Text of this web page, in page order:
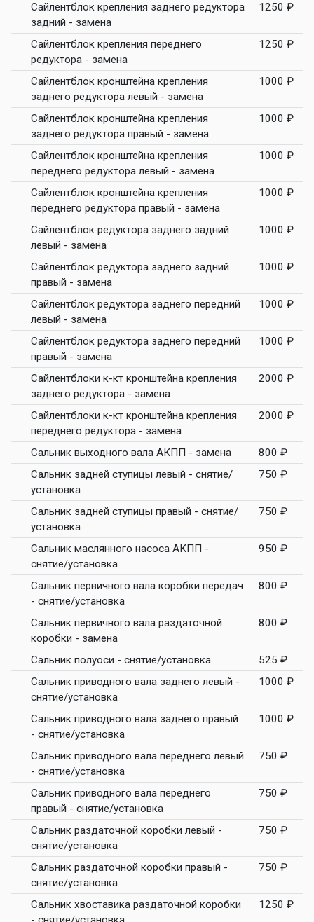
Сайлентблок крепления заднего редуктора
задний - замена
1250 ₽
Сайлентблок крепления переднего
редуктора - замена
1250 ₽
Сайлентблок кронштейна крепления
заднего редуктора левый - замена
1000 ₽
Сайлентблок кронштейна крепления
заднего редуктора правый - замена
1000 ₽
Сайлентблок кронштейна крепления
переднего редуктора левый - замена
1000 ₽
Сайлентблок кронштейна крепления
переднего редуктора правый - замена
1000 ₽
Сайлентблок редуктора заднего задний
левый - замена
1000 ₽
Сайлентблок редуктора заднего задний
правый - замена
1000 ₽
Сайлентблок редуктора заднего передний
левый - замена
1000 ₽
Сайлентблок редуктора заднего передний
правый - замена
1000 ₽
Сайлентблоки к-кт кронштейна крепления
заднего редуктора - замена
2000 ₽
Сайлентблоки к-кт кронштейна крепления
переднего редуктора - замена
2000 ₽
Сальник выходного вала АКПП - замена
800 ₽
Сальник задней ступицы левый - снятие/
установка
750 ₽
Сальник задней ступицы правый - снятие/
установка
750 ₽
Сальник маслянного насоса АКПП -
снятие/установка
950 ₽
Сальник первичного вала коробки передач
- снятие/установка
800 ₽
Сальник первичного вала раздаточной
коробки - замена
800 ₽
Сальник полуоси - снятие/установка
525 ₽
Сальник приводного вала заднего левый -
снятие/установка
1000 ₽
Сальник приводного вала заднего правый
- снятие/установка
1000 ₽
Сальник приводного вала переднего левый
- снятие/установка
750 ₽
Сальник приводного вала переднего
правый - снятие/установка
750 ₽
Сальник раздаточной коробки левый -
снятие/установка
750 ₽
Сальник раздаточной коробки правый -
снятие/установка
750 ₽
Сальник хвоставика раздаточной коробки
1250 ₽